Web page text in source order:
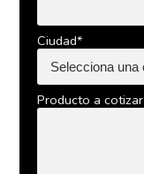
Ciudad*
Producto a cotizar